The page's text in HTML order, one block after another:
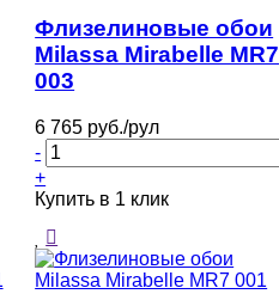
Флизелиновые обои
Milassa Mirabelle MR7
003
6 765 руб./рул
-
+
Купить в 1 клик